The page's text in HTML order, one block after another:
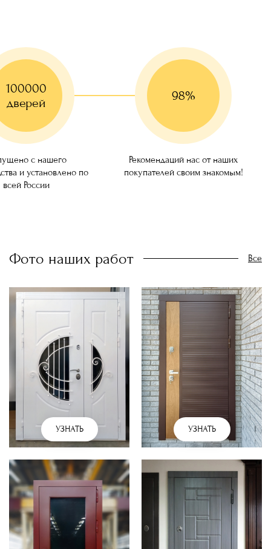
100000
дверей
с нашего
и установлено по
всей России
98%
Рекомендаций нас от наших
покупателей своим знакомым!
Фото наших работ Все
УЗНАТЬ УЗНАТЬ